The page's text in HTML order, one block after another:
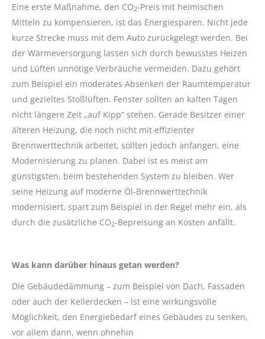
Eine erste Maßnahme, den CO2-Preis mit heimischen
Mitteln zu kompensieren, ist das Energiesparen. Nicht jede
kurze Strecke muss mit dem Auto zurückgelegt werden. Bei
der Wärmeversorgung lassen sich durch bewusstes Heizen
und Lüften unnötige Verbräuche vermeiden. Dazu gehört
zum Beispiel ein moderates Absenken der Raumtemperatur
und gezieltes Stoßlüften. Fenster sollten an kalten Tagen
nicht längere Zeit „auf Kipp“ stehen. Gerade Besitzer einer
älteren Heizung, die noch nicht mit effizienter
Brennwerttechnik arbeitet, sollten jedoch anfangen, eine
Modernisierung zu planen. Dabei ist es meist am
günstigsten, beim bestehenden System zu bleiben. Wer
seine Heizung auf moderne Öl-Brennwerttechnik
modernisiert, spart zum Beispiel in der Regel mehr ein, als
durch die zusätzliche CO2-Bepreisung an Kosten anfällt.
Was kann darüber hinaus getan werden?
Die Gebäudedämmung – zum Beispiel von Dach, Fassaden
oder auch der Kellerdecken – ist eine wirkungsvolle
Möglichkeit, den Energiebedarf eines Gebäudes zu senken,
vor allem dann, wenn ohnehin